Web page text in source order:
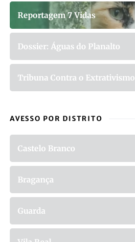
Reportagem 7 Vidas
Dossier: Águas do Planalto
Tribuna Contra o Extrativismo
AVESSO POR DISTRITO
Castelo Branco
Bragança
Guarda